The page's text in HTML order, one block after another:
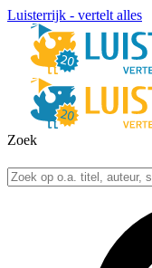
Luisterrijk - vertelt alles
Zoek